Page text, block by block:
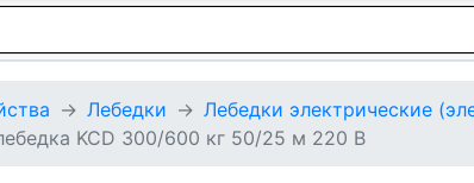
Лебедки
Лебедки электрические
KCD 300/600 кг 50/25 м 220 В